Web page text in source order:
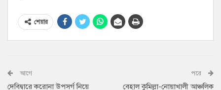
শেয়ার
আগে
দেবিদ্বারে করোনা উপসর্গ নিয়ে
পরে
বেহাল কুমিল্লা-নোয়াখালী আঞ্চলিক